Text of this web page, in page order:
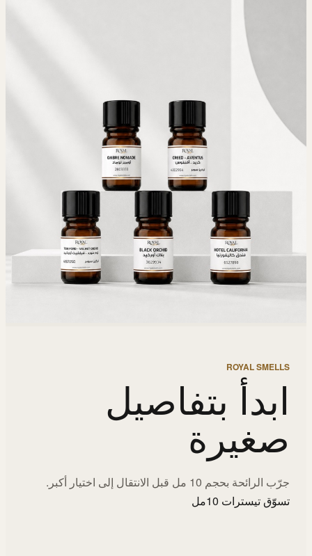
ROYAL SMELLS
ابدأ بتفاصيل
صغيرة
جرّب الرائحة بحجم 10 مل قبل الانتقال إلى اختيار أكبر.
تسوّق تيسترات 10مل